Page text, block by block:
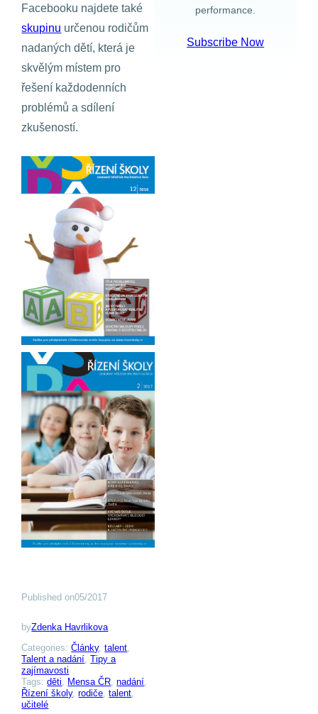
Facebooku najdete také
skupinu určenou rodičům
nadaných dětí, která je
skvělým místem pro
řešení každodenních
problémů a sdílení
zkušeností.
Published on05/2017
byZdenka Havrlikova
Categories:Články, talent
Talent a nadání, Tipy a
zajímavosti
Tags:děti, Mensa ČR, nadání
Řízení školy, rodiče, talent
učitelé
performance.
Subscribe Now